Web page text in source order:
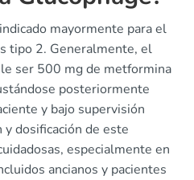
mayormente para el
tipo 2. Generalmente, el
ser 500 mg de metformina
posteriormente
y bajo supervisión
y dosificación de este
especialmente en
ancianos y pacientes